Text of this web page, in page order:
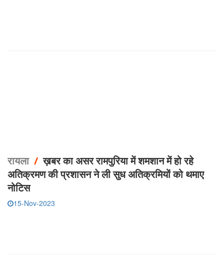
रायला/ख़बर का असर रामपुरिया में शमशान में हो रहे
अतिक्रमण की प्रशासन ने ली सुध अतिक्रमियों को थमाए
नोटिस
15-Nov-2023